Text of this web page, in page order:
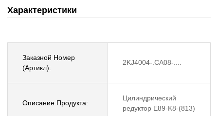
Характеристики
Заказной Номер
(Артикл):
2KJ4004-.CA08-....
Описание Продукта:
Цилиндрический
редуктор E89-K8-(813)